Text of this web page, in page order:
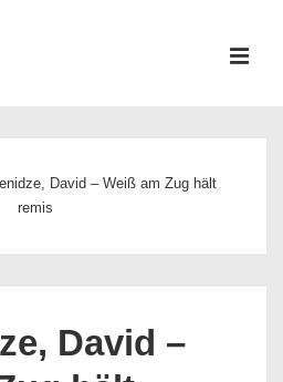
David – Weiß am Zug hält
remis
David –